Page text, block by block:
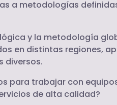
a metodologías
y la metodología
en distintas regiones,
diversos.
para trabajar con
de alta calidad?